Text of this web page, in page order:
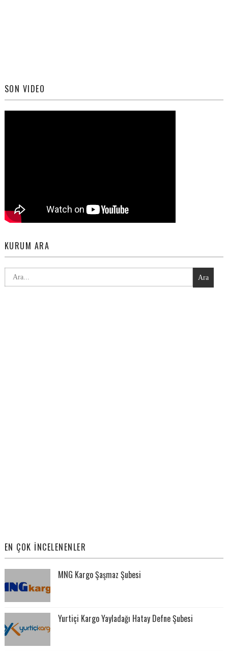
SON VIDEO
KURUM ARA
Ara
EN ÇOK İNCELENENLER
MNG Kargo Şaşmaz Şubesi
Yurtiçi Kargo Yayladağı Hatay Defne Şubesi